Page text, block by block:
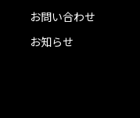
お問い合わせ
お知らせ